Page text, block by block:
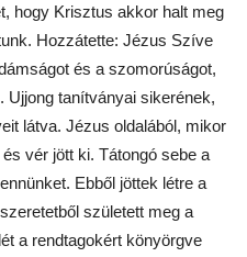
hogy Krisztus akkor halt meg
Hozzátette: Jézus Szíve
és a szomorúságot,
tanítványai sikerének,
látva. Jézus oldalából, mikor
vér jött ki. Tátongó sebe a
Ebből jöttek létre a
született meg a
a rendtagokért könyörgve